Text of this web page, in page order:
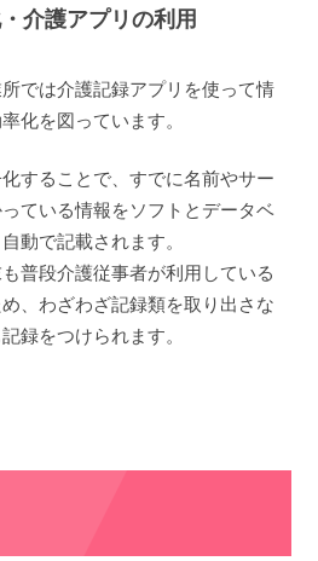
介護アプリの利用
では介護記録アプリを使って情
化を図っています。
することで、すでに名前やサー
ている情報をソフトとデータベ
動で記載されます。
普段介護従事者が利用している
、わざわざ記録類を取り出さな
録をつけられます。